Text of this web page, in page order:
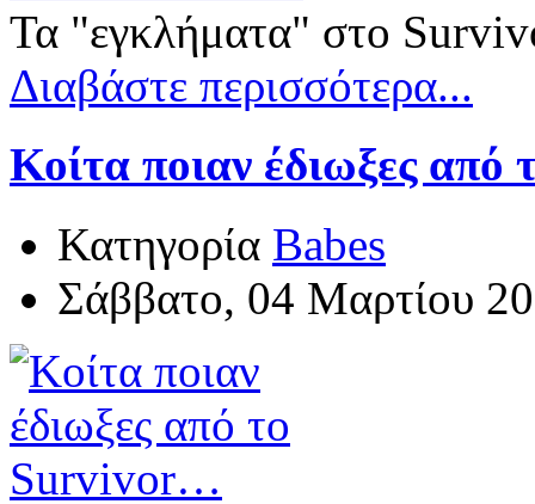
Τα "εγκλήματα" στο
Διαβάστε περισσότερα...
Κοίτα ποιαν έδιωξες
Κατηγορία Babes
Σάββατο, 04 Μαρτίου